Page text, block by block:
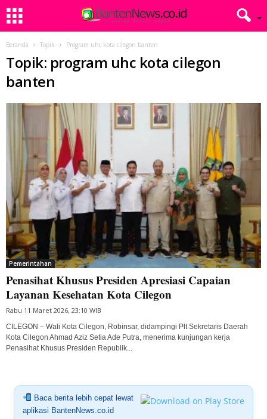
Beranda Topik Program uhc kota cilegon banten
Topik: program uhc kota cilegon
banten
Pemerintahan
Penasihat Khusus Presiden Apresiasi Capaian
Layanan Kesehatan Kota Cilegon
Rabu 11 Maret 2026, 23:10 WIB
CILEGON – Wali Kota Cilegon, Robinsar, didampingi Plt Sekretaris Daerah
Kota Cilegon Ahmad Aziz Setia Ade Putra, menerima kunjungan kerja
Penasihat Khusus Presiden Republik...
Baca berita lebih cepat lewat
aplikasi BantenNews.co.id